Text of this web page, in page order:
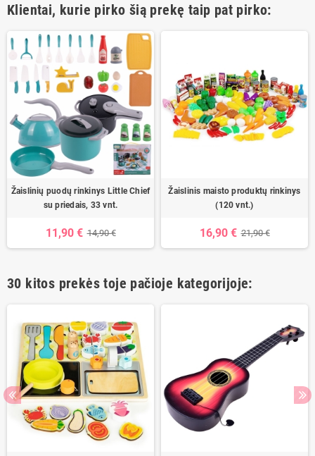
Klientai, kurie pirko šią prekę taip pat pirko:
Žaislinių puodų rinkinys Little Chief
su priedais, 33 vnt.
11,90 € 14,90 €
Žaislinis maisto produktų rinkinys
(120 vnt.)
16,90 € 21,90 €
30 kitos prekės toje pačioje kategorijoje: